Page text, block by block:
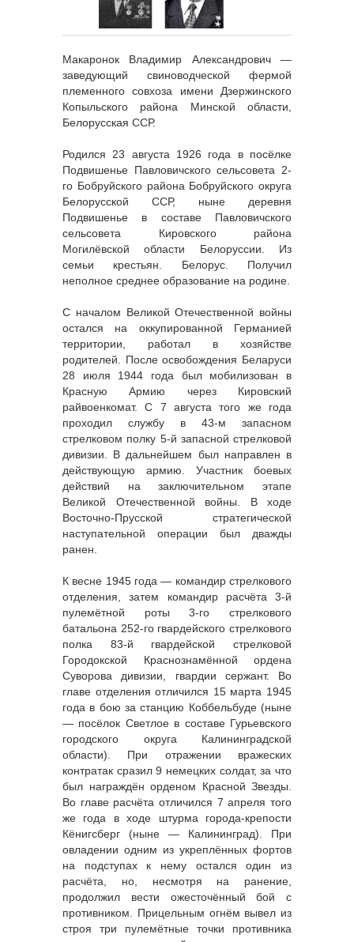
Макаронок Владимир Александрович —
заведующий свиноводческой фермой
племенного совхоза имени Дзержинского
Копыльского района Минской области,
Белорусская ССР.
Родился 23 августа 1926 года в посёлке
Подвишенье Павловичского сельсовета 2-
го Бобруйского района Бобруйского округа
Белорусской ССР, ныне деревня
Подвишенье в составе Павловичского
сельсовета Кировского района
Могилёвской области Белоруссии. Из
семьи крестьян. Белорус. Получил
неполное среднее образование на родине.
С началом Великой Отечественной войны
остался на оккупированной Германией
территории, работал в хозяйстве
родителей. После освобождения Беларуси
28 июля 1944 года был мобилизован в
Красную Армию через Кировский
райвоенкомат. С 7 августа того же года
проходил службу в 43-м запасном
стрелковом полку 5-й запасной стрелковой
дивизии. В дальнейшем был направлен в
действующую армию. Участник боевых
действий на заключительном этапе
Великой Отечественной войны. В ходе
Восточно-Прусской стратегической
наступательной операции был дважды
ранен.
К весне 1945 года — командир стрелкового
отделения, затем командир расчёта 3-й
пулемётной роты 3-го стрелкового
батальона 252-го гвардейского стрелкового
полка 83-й гвардейской стрелковой
Городокской Краснознамённой ордена
Суворова дивизии, гвардии сержант. Во
главе отделения отличился 15 марта 1945
года в бою за станцию Коббельбуде (ныне
— посёлок Светлое в составе Гурьевского
городского округа Калининградской
области). При отражении вражеских
контратак сразил 9 немецких солдат, за что
был награждён орденом Красной Звезды.
Во главе расчёта отличился 7 апреля того
же года в ходе штурма города-крепости
Кёнигсберг (ныне — Калининград). При
овладении одним из укреплённых фортов
на подступах к нему остался один из
расчёта, но, несмотря на ранение,
продолжил вести ожесточённый бой с
противником. Прицельным огнём вывел из
строя три пулемётные точки противника